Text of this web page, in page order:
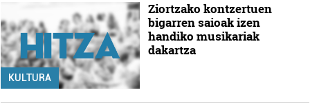
KULTURA
Ziortzako kontzertuen
bigarren saioak izen
handiko musikariak
dakartza